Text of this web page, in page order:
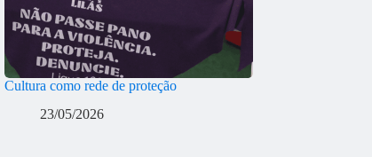
Cultura como rede de proteção
23/05/2026